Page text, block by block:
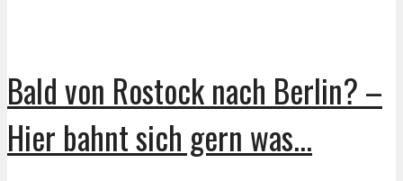
Bald von Rostock nach Berlin? –
Hier bahnt sich gern was...